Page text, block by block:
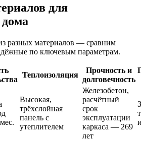
для
дома
разных материалов — сравним
по ключевым параметрам.
Теплоизоляция
Прочность и
долговечность
Высокая,
трёхслойная
панель с
утеплителем
Железобетон,
расчётный
срок
эксплуатации
каркаса — 269
лет